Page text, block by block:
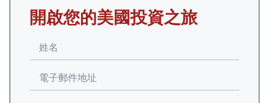
開啟您的美國投資之旅